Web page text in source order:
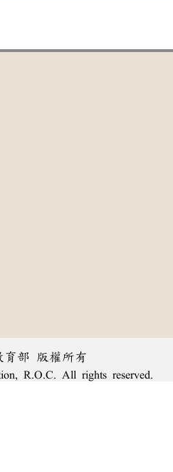
育部 版權所有
R.O.C. All rights reserved.